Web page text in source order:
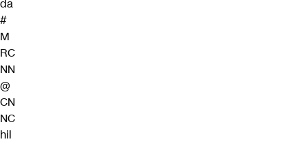
da
#
M
RC
NN
@
CN
NC
hil